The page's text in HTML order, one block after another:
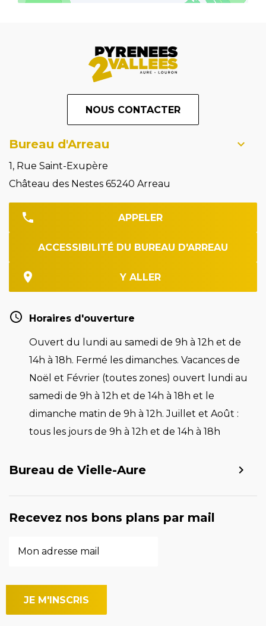
NOUS CONTACTER
Bureau d'Arreau
1, Rue Saint-Exupère
Château des Nestes 65240 Arreau
APPELER
ACCESSIBILITÉ DU BUREAU D'ARREAU
Y ALLER
Horaires d'ouverture
Ouvert du lundi au samedi de 9h à 12h et de
14h à 18h. Fermé les dimanches. Vacances de
Noël et Février (toutes zones) ouvert lundi au
samedi de 9h à 12h et de 14h à 18h et le
dimanche matin de 9h à 12h. Juillet et Août :
tous les jours de 9h à 12h et de 14h à 18h
Bureau de Vielle-Aure
Recevez nos bons plans par mail